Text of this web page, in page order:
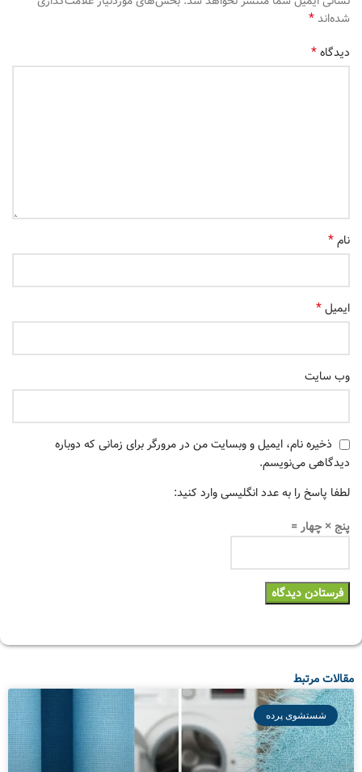
شده‌اند*
دیدگاه*
نام*
ایمیل*
وب‌ سایت
ذخیره نام، ایمیل و وبسایت من در مرورگر برای زمانی که دوباره
دیدگاهی می‌نویسم.
لطفا پاسخ را به عدد انگلیسی وارد کنید:
پنج × چهار =
مقالات مرتبط
شستشوی پرده